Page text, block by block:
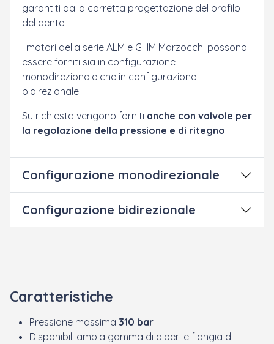
garantiti dalla corretta progettazione del profilo
del dente.
I motori della serie ALM e GHM Marzocchi possono
essere forniti sia in configurazione
monodirezionale che in configurazione
bidirezionale.
Su richiesta vengono forniti anche con valvole per
la regolazione della pressione e di ritegno.
Configurazione monodirezionale
Configurazione bidirezionale
Caratteristiche
Pressione massima 310 bar
Disponibili ampia gamma di alberi e flangia di